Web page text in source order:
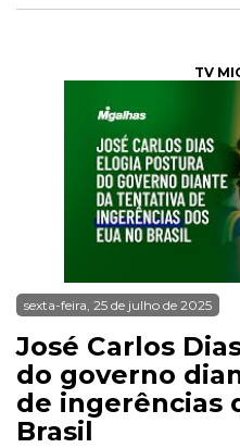
TV
sexta-feira, 25 de julho de 2025
José Carlos
do governo
de ingerências
Brasil